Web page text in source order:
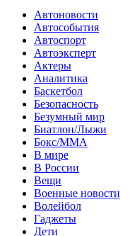
Автоновости
Автособытия
Автоспорт
Автоэксперт
Актеры
Аналитика
Баскетбол
Безопасность
Безумный мир
Биатлон/Лыжи
Бокс/MMA
В мире
В России
Вещи
Военные новости
Волейбол
Гаджеты
Дети